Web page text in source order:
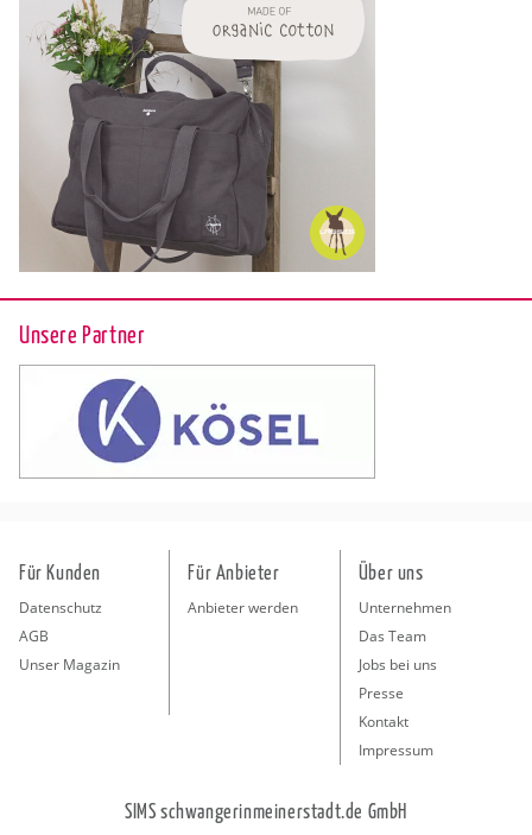
Unsere Partner
Für Kunden
Datenschutz
AGB
Unser Magazin
Für Anbieter
Anbieter werden
Über uns
Unternehmen
Das Team
Jobs bei uns
Presse
Kontakt
Impressum
SIMS schwangerinmeinerstadt.de GmbH